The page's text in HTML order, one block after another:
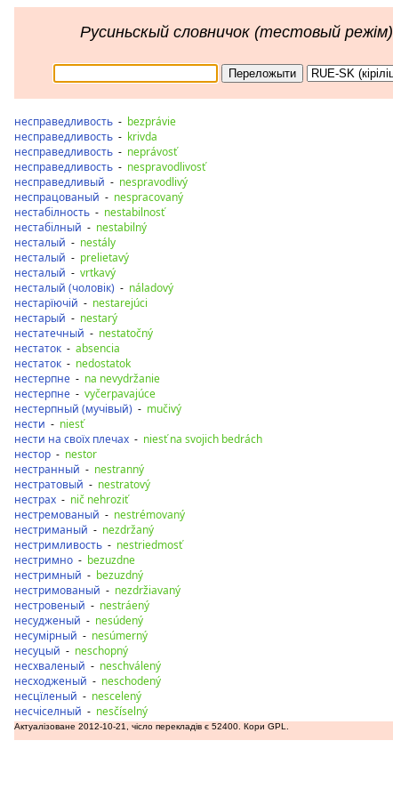
Русиньскый словничок (тестовый режім)
несправедливость - bezprávie
несправедливость - krivda
несправедливость - neprávosť
несправедливость - nespravodlivosť
несправедливый - nespravodlivý
неспрацованый - nespracovaný
нестабілность - nestabilnosť
нестабілный - nestabilný
несталый - nestály
несталый - prelietavý
несталый - vrtkavý
несталый (чоловік) - náladový
нестарїючій - nestarejúci
нестарый - nestarý
нестатечный - nestatočný
нестаток - absencia
нестаток - nedostatok
нестерпне - na nevydržanie
нестерпне - vyčerpavajúce
нестерпный (мучівый) - mučivý
нести - niesť
нести на своїх плечах - niesť na svojich bedrách
нестор - nestor
нестранный - nestranný
нестратовый - nestratový
нестрах - nič nehroziť
нестремованый - nestrémovaný
нестриманый - nezdržaný
нестримливость - nestriedmosť
нестримно - bezuzdne
нестримный - bezuzdný
нестримованый - nezdržiavaný
нестровеный - nestráený
несудженый - nesúdený
несумірный - nesúmerný
несуцый - neschopný
несхваленый - neschválený
несходженый - neschodený
несцїленый - nescelený
несчіселный - nesčíselný
Актуалізоване 2012-10-21, чісло перекладів є 52400. Кори GPL.